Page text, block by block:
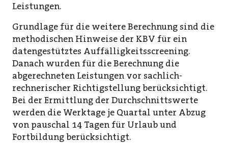
Leistungen.
Grundlage für die weitere Berechnung sind die
methodischen Hinweise der KBV für ein
datengestütztes Auffälligkeitsscreening.
Danach wurden für die Berechnung die
abgerechneten Leistungen vor sachlich-
rechnerischer Richtigstellung berücksichtigt.
Bei der Ermittlung der Durchschnittswerte
werden die Werktage je Quartal unter Abzug
von pauschal 14 Tagen für Urlaub und
Fortbildung berücksichtigt.